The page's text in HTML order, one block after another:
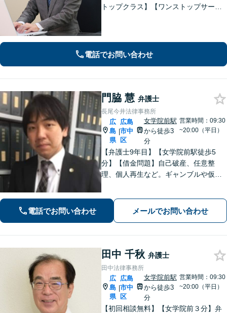
トップクラス】【ワンストップサービ
遺言・相続、債務整理など、幅広い分
電話でお問い合わせ
門脇 慧 弁護士
長尾今井法律事務所
広
島
県
|
広島
市中
区
女学院前駅
から徒歩3
分
営業時間：09:30
~20:00（平日）
【弁護士9年目】【女学院前駅徒歩5
分】【借金問題】自己破産、任意整
理、個人再生など。ギャンブルや仮想
などご相談ください【夜間土日祝相談
可】【初回相談無料】【Zoom面談可】
電話でお問い合わせ メールでお問い合わせ
田中 千秋 弁護士
田中法律事務所
広
島
県
|
広島
市中
区
女学院前駅
から徒歩3
分
営業時間：09:30
~20:00（平日）
【初回相談無料】【女学院前３分】弁